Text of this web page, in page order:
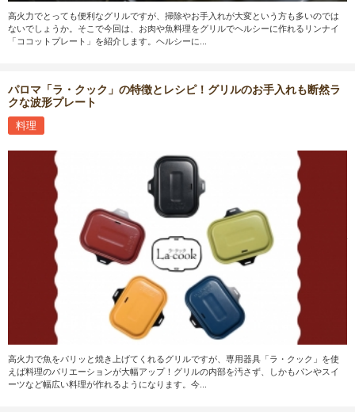
高火力でとっても便利なグリルですが、掃除やお手入れが大変という方も多いのでは
ないでしょうか。そこで今回は、お肉や魚料理をグリルでヘルシーに作れるリンナイ
「ココットプレート」を紹介します。ヘルシーに...
パロマ「ラ・クック」の特徴とレシピ！グリルのお手入れも断然ラ
クな波形プレート
料理
高火力で魚をパリッと焼き上げてくれるグリルですが、専用器具「ラ・クック」を使
えば料理のバリエーションが大幅アップ！グリルの内部を汚さず、しかもパンやスイ
ーツなど幅広い料理が作れるようになります。今...